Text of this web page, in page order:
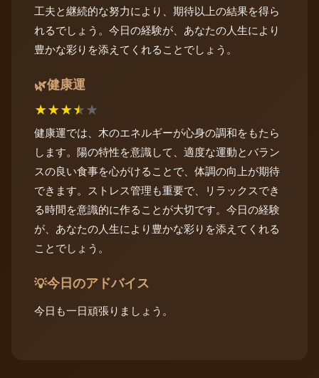
工夫と継続的な努力により、期待以上の結果を得ら
れるでしょう。今日の経験が、あなたの人生により
豊かな彩りを添えてくれることでしょう。
🌿健康運
★★★★★
健康運では、木のエネルギーが心身の調和をもたら
します。陽の特性を意識して、適度な運動とバラン
スの良い食事を心がけることで、体調の向上が期待
できます。ストレス管理も重要で、リラックスでき
る時間を意識的に作ることが大切です。今日の経験
が、あなたの人生により豊かな彩りを添えてくれる
ことでしょう。
💡今日のアドバイス
今日も一日頑張りましょう。